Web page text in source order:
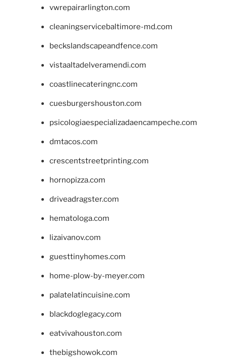
vwrepairarlington.com
cleaningservicebaltimore-md.com
beckslandscapeandfence.com
vistaaltadelveramendi.com
coastlinecateringnc.com
cuesburgershouston.com
psicologiaespecializadaencampeche.com
dmtacos.com
crescentstreetprinting.com
hornopizza.com
driveadragster.com
hematologa.com
lizaivanov.com
guesttinyhomes.com
home-plow-by-meyer.com
palatelatincuisine.com
blackdoglegacy.com
eatvivahouston.com
thebigshowok.com